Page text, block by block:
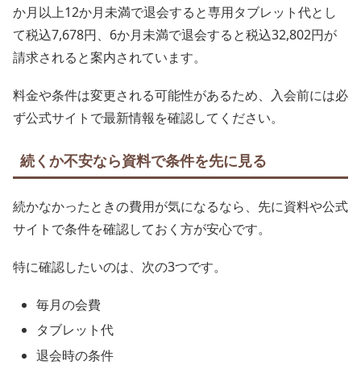
か月以上12か月未満で退会すると専用タブレット代とし
て税込7,678円、6か月未満で退会すると税込32,802円が
請求されると案内されています。
料金や条件は変更される可能性があるため、入会前には必
ず公式サイトで最新情報を確認してください。
続くか不安なら資料で条件を先に見る
続かなかったときの費用が気になるなら、先に資料や公式
サイトで条件を確認しておく方が安心です。
特に確認したいのは、次の3つです。
毎月の会費
タブレット代
退会時の条件